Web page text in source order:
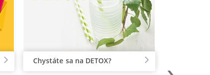
Chystáte sa na DETOX?